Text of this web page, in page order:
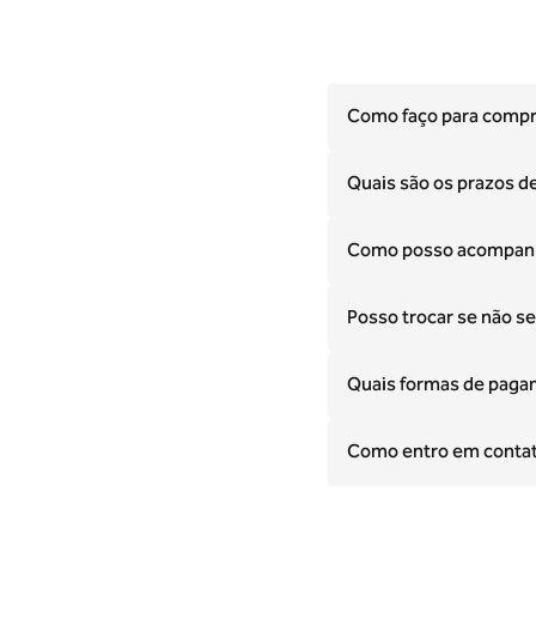
Como faço para
Quais são os prazos
Como posso
Posso trocar se não
Quais formas de
Como entro em